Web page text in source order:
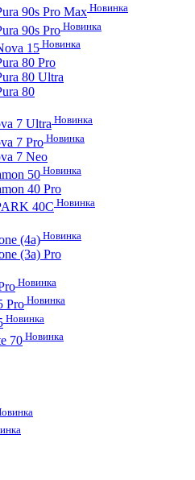
90s Pro MaxНовинка
90s Pro Новинка
15 Новинка
80 Pro
80 Ultra
80
7 Ultra Новинка
7 Pro Новинка
7 Neo
50 Новинка
40 Pro
40C Новинка
(4a)Новинка
(3a) Pro
Новинка
Pro Новинка
Новинка
70Новинка